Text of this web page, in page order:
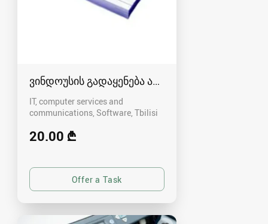
ვინდოუსის გადაყენება ადგილზე
IT, computer services and
communications, Software Tbilisi
20.00 ₾